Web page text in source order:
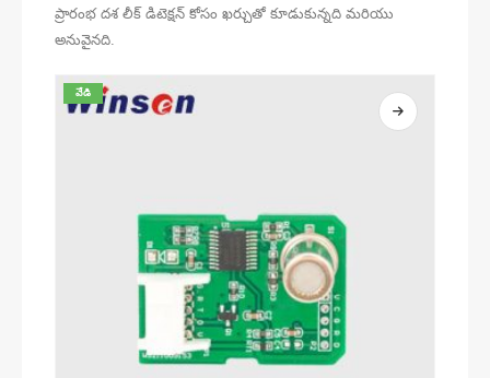
ప్రారంభ దశ లీక్ డిటెక్షన్ కోసం ఖర్చుతో కూడుకున్నది మరియు
అనువైనది.
వేడి